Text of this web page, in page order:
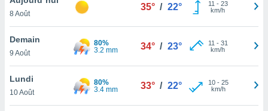
et
»,
au
vous
qu'ils
ou
8 Août
35° / 22° 11 - 23
km/h
Demain
9 Août
80%
3.2 mm
34° / 23° 11 - 31
km/h
Lundi
10 Août
80%
3.4 mm
33° / 22° 10- 25
km/h